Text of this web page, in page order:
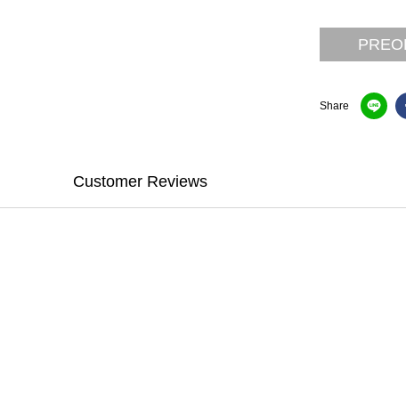
Share
Customer Reviews